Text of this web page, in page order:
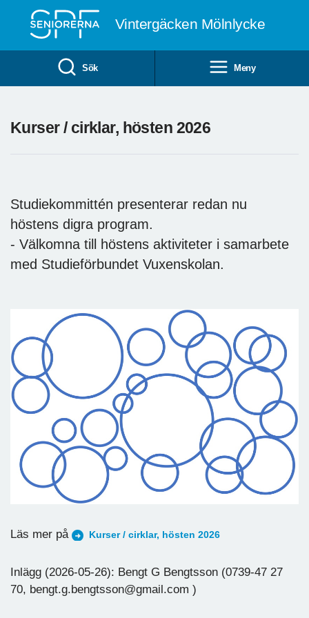
Vintergäcken Mölnlycke
Sök Meny
Kurser / cirklar, hösten 2026
Studiekommittén presenterar redan nu
höstens digra program.
- Välkomna till höstens aktiviteter i samarbete
med Studieförbundet Vuxenskolan.
Läs mer på Kurser / cirklar, hösten 2026
Inlägg (2026-05-26): Bengt G Bengtsson (0739-47 27
70, bengt.g.bengtsson@gmail.com )